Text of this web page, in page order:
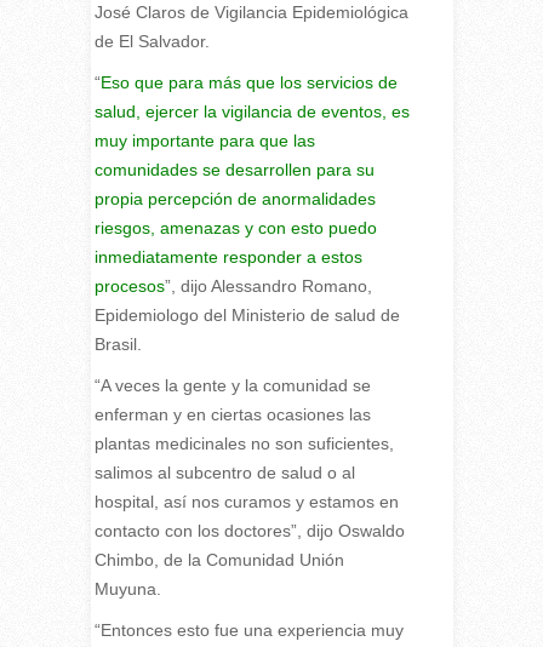
José Claros de Vigilancia Epidemiológica
de El Salvador.
“Eso que para más que los servicios de
salud, ejercer la vigilancia de eventos, es
muy importante para que las
comunidades se desarrollen para su
propia percepción de anormalidades
riesgos, amenazas y con esto puedo
inmediatamente responder a estos
procesos”, dijo Alessandro Romano,
Epidemiologo del Ministerio de salud de
Brasil.
“A veces la gente y la comunidad se
enferman y en ciertas ocasiones las
plantas medicinales no son suficientes,
salimos al subcentro de salud o al
hospital, así nos curamos y estamos en
contacto con los doctores”, dijo Oswaldo
Chimbo, de la Comunidad Unión
Muyuna.
“Entonces esto fue una experiencia muy